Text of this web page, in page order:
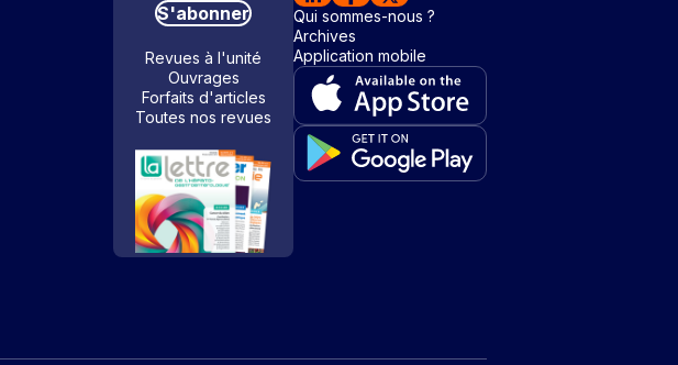
S'abonner
Revues à l'unité
Ouvrages
Forfaits d'articles
Toutes nos revues
Qui sommes-nous ?
Archives
Application mobile